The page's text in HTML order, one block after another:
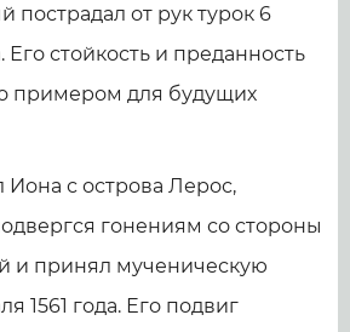
пострадал от рук турок 6
Его стойкость и преданность
примером для будущих
с острова Лерос,
гонениям со стороны
и принял мученическую
1561 года. Его подвиг